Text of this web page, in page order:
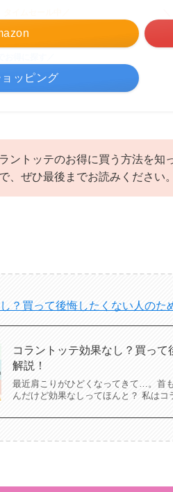
ッピング
ントッテのお得に買う方法を知
、ぜひ最後までお読みください。
？買って後悔したくない人のた
コラントッテ効果なし？買っ
解説！
最近肩こりがひどくなってきて…。首
んだけど効果なしってほんと？ 私は